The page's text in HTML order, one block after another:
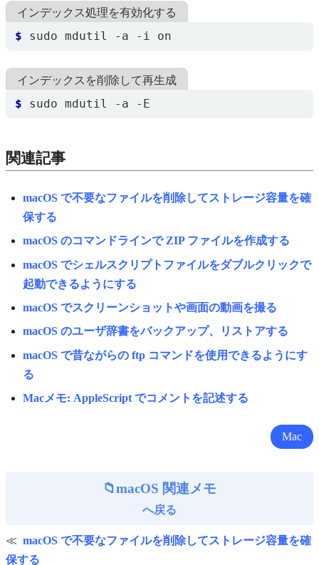
インデックス処理を有効化する
$
インデックスを削除して再生成
$
関連記事
macOS で不要なファイルを削除してストレージ容量を確
保する
macOS のコマンドラインで ZIP ファイルを作成する
macOS でシェルスクリプトファイルをダブルクリックで
起動できるようにする
macOS でスクリーンショットや画面の動画を撮る
macOS のユーザ辞書をバックアップ、リストアする
macOS で昔ながらの ftp コマンドを使用できるようにす
る
Macメモ: AppleScript でコメントを記述する
Mac
macOS 関連メモ
へ戻る
macOS で不要なファイルを削除してストレージ容量を確
保する